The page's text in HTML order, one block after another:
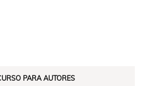
PARA AUTORES